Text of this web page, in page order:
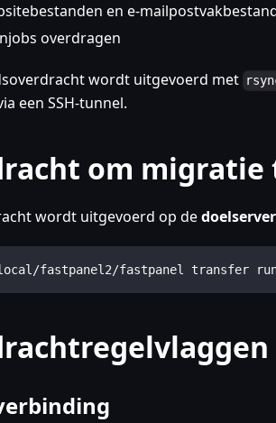
en e-
overdragen
wordt uitgevoerd met
een SSH-tunnel.
om
wordt uitgevoerd op dedoelserver
fastpanel2/fastpanel transfer run